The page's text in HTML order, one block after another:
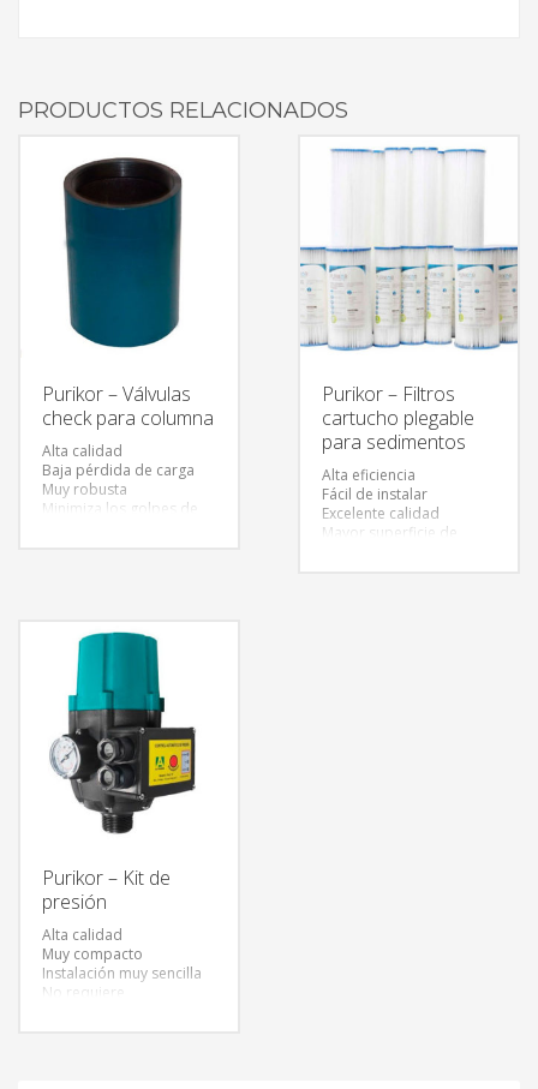
PRODUCTOS RELACIONADOS
Purikor – Válvulas
check para columna
Alta calidad
Baja pérdida de carga
Muy robusta
Minimiza los golpes de
Purikor – Filtros
cartucho plegable
para sedimentos
Alta eficiencia
Fácil de instalar
Excelente calidad
Mayor superficie de
Purikor – Kit de
presión
Alta calidad
Muy compacto
Instalación muy sencilla
No requiere